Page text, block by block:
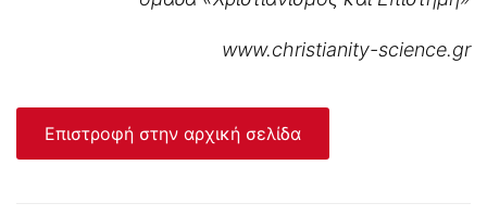
www.christianity-science.gr
Επιστροφή στην αρχική σελίδα